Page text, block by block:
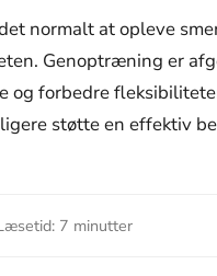
normalt at opleve
Genoptræning er
og forbedre
støtte en effektiv
7 minutter